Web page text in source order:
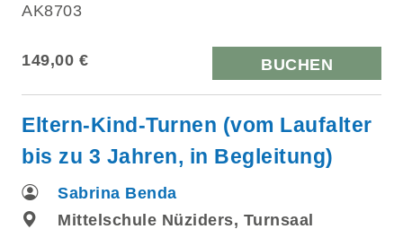
AK8703
149,00 € BUCHEN
Eltern-Kind-Turnen (vom Laufalter
bis zu 3 Jahren, in Begleitung)
Sabrina Benda
Mittelschule Nüziders, Turnsaal